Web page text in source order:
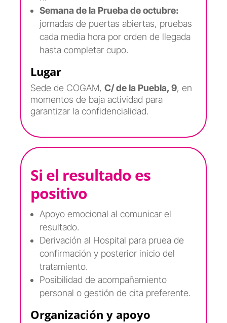
Semana de la Prueba de octubre:
jornadas de puertas abiertas, pruebas
cada media hora por orden de llegada
hasta completar cupo.
Lugar
Sede de COGAM,C/ de la Puebla, 9, en
momentos de baja actividad para
garantizar la confidencialidad.
Si el resultado es
positivo
Apoyo emocional al comunicar el
resultado.
Derivación al Hospital para pruea de
confirmación y posterior inicio del
tratamiento.
Posibilidad de acompañamiento
personal o gestión de cita preferente.
Organización y apoyo